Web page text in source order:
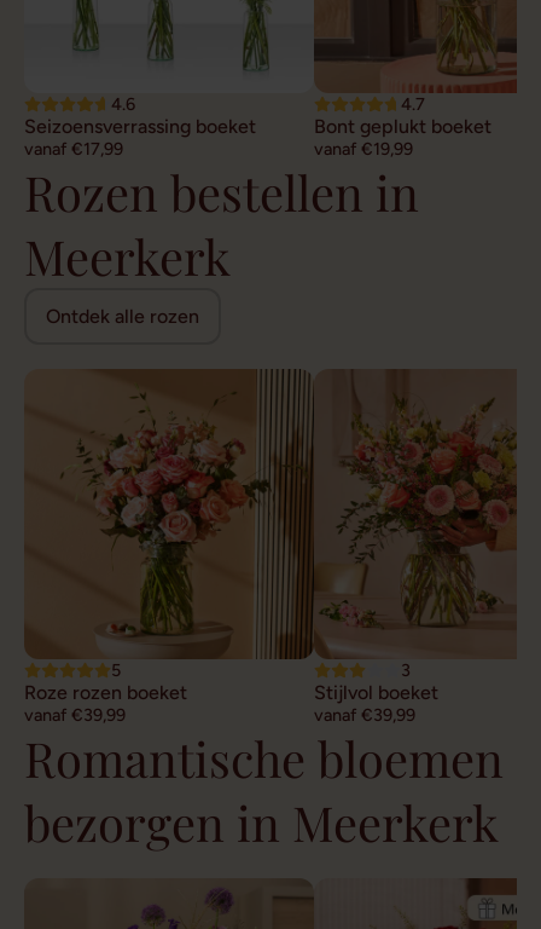
4.6
Seizoensverrassing boeket
vanaf €17,99
4.7
Bont geplukt boeket
vanaf €19,99
Rozen bestellen in
Meerkerk
Ontdek alle rozen
5
Roze rozen boeket
vanaf €39,99
3
Stijlvol boeket
vanaf €39,99
Romantische bloemen
bezorgen in Meerkerk